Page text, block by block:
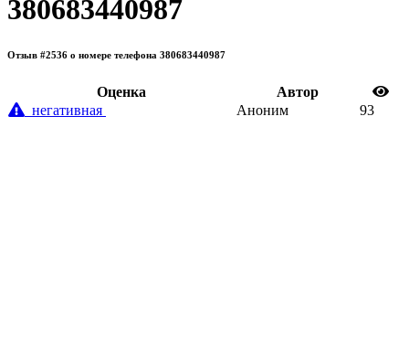
380683440987
Отзыв #2536 о номере телефона 380683440987
Oценка
Автор
негативная
Аноним 93